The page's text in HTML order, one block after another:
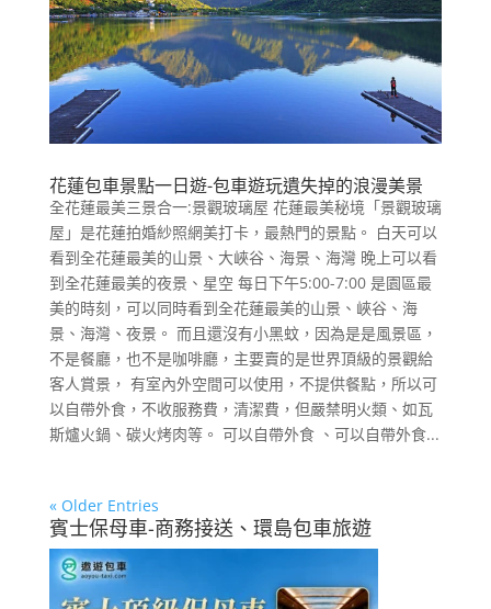
花蓮包車景點一日遊-包車遊玩遺失掉的浪漫美景
全花蓮最美三景合一:景觀玻璃屋 花蓮最美秘境「景觀玻璃
屋」是花蓮拍婚紗照網美打卡，最熱門的景點。 白天可以
看到全花蓮最美的山景、大峽谷、海景、海灣 晚上可以看
到全花蓮最美的夜景、星空 每日下午5:00-7:00 是園區最
美的時刻，可以同時看到全花蓮最美的山景、峽谷、海
景、海灣、夜景。 而且還沒有小黑蚊，因為是是風景區，
不是餐廳，也不是咖啡廳，主要賣的是世界頂級的景觀給
客人賞景， 有室內外空間可以使用，不提供餐點，所以可
以自帶外食，不收服務費，清潔費，但嚴禁明火類、如瓦
斯爐火鍋、碳火烤肉等。 可以自帶外食 、可以自帶外食...
« Older Entries
賓士保母車-商務接送、環島包車旅遊